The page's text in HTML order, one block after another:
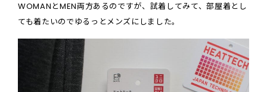
WOMANとMEN両方あるのですが、試着してみて、部屋着とし
ても着たいのでゆるっとメンズにしました。